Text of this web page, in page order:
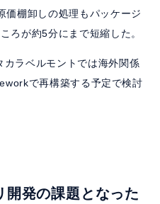
価棚卸しの処理もパッケージ
ろが約5分にまで短縮した。
カラベルモントでは海外関係
で再構築する予定で検討
開発の課題となった